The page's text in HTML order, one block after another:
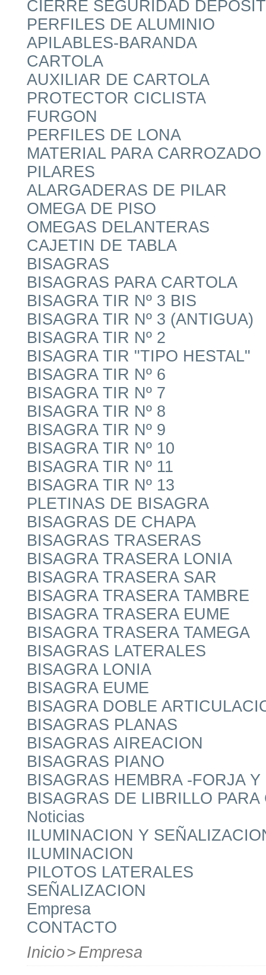
CIERRE SEGURIDAD
PERFILES DE ALUMINIO
APILABLES-BARANDA
CARTOLA
AUXILIAR DE CARTOLA
PROTECTOR CICLISTA
FURGON
PERFILES DE LONA
MATERIAL PARA CARROZADO
PILARES
ALARGADERAS DE PILAR
OMEGA DE PISO
OMEGAS DELANTERAS
CAJETIN DE TABLA
BISAGRAS
BISAGRAS PARA CARTOLA
BISAGRA TIR Nº 3 BIS
BISAGRA TIR Nº 3 (ANTIGUA)
BISAGRA TIR Nº 2
BISAGRA TIR "TIPO HESTAL"
BISAGRA TIR Nº 6
BISAGRA TIR Nº 7
BISAGRA TIR Nº 8
BISAGRA TIR Nº 9
BISAGRA TIR Nº 10
BISAGRA TIR Nº 11
BISAGRA TIR Nº 13
PLETINAS DE BISAGRA
BISAGRAS DE CHAPA
BISAGRAS TRASERAS
BISAGRA TRASERA LONIA
BISAGRA TRASERA SAR
BISAGRA TRASERA TAMBRE
BISAGRA TRASERA EUME
BISAGRA TRASERA TAMEGA
BISAGRAS LATERALES
BISAGRA LONIA
BISAGRA EUME
BISAGRA DOBLE
BISAGRAS PLANAS
BISAGRAS AIREACION
BISAGRAS PIANO
BISAGRAS HEMBRA -FORJA
BISAGRAS DE LIBRILLO PARA
Noticias
ILUMINACION Y
ILUMINACION
PILOTOS LATERALES
SEÑALIZACION
Empresa
CONTACTO
Inicio> Empresa